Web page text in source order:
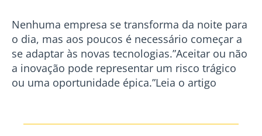
Nenhuma empresa se transforma da noite para
o dia, mas aos poucos é necessário começar a
se adaptar às novas tecnologias.”Aceitar ou não
a inovação pode representar um risco trágico
ou uma oportunidade épica.”Leia o artigo